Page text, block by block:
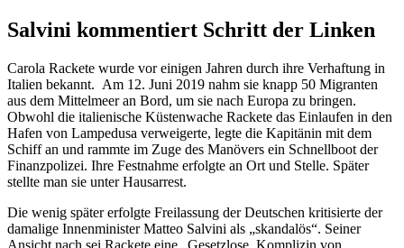
Salvini kommentiert Schritt der Linken
Carola Rackete wurde vor einigen Jahren durch ihre Verhaftung in
Italien bekannt. Am 12. Juni 2019 nahm sie knapp 50 Migranten
aus dem Mittelmeer an Bord, um sie nach Europa zu bringen.
Obwohl die italienische Küstenwache Rackete das Einlaufen in den
Hafen von Lampedusa verweigerte, legte die Kapitänin mit dem
Schiff an und rammte im Zuge des Manövers ein Schnellboot der
Finanzpolizei. Ihre Festnahme erfolgte an Ort und Stelle. Später
stellte man sie unter Hausarrest.
Die wenig später erfolgte Freilassung der Deutschen kritisierte der
damalige Innenminister Matteo Salvini als „skandalös“. Seiner
Ansicht nach sei Rackete eine „Gesetzlose, Komplizin von